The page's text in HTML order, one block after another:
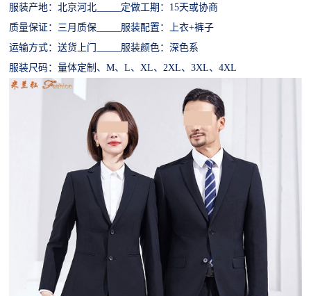
服装产地：北京河北 _____定做工期：15天或协商
质量保证：三月质保 _____服装配置： 上衣+裤子
运输方式：送货上门
_____服装颜色：深色系
服装尺码：量体定制、M、L、XL、2XL、3XL、4XL